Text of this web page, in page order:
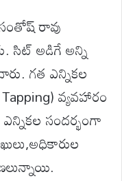
రావు
సిట్ అడిగే అన్ని
గత ఎన్నికల
వ్యవహారం
సందర్భంగా